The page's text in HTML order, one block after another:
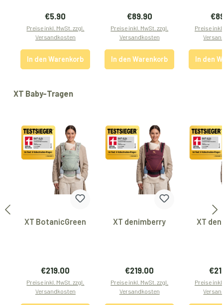
Regulärer Preis:
€5.90
Preise inkl. MwSt. zzgl.
Versandkosten
In den Warenkorb
Regulärer Preis:
€89.90
Preise inkl. MwSt. zzgl.
Versandkosten
In den Warenkorb
Preise
In den
Produktgalerie überspringen
XT Baby-Tragen
XT BotanicGreen
Regulärer Preis:
€219.00
Preise inkl. MwSt. zzgl.
Versandkosten
XT denimberry
Regulärer Preis:
€219.00
Preise inkl. MwSt. zzgl.
Versandkosten
XT
Preise